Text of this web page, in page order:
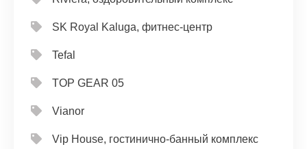
SK Royal Kaluga, фитнес-центр
Tefal
TOP GEAR 05
Vianor
Vip House, гостинично-банный комплекс